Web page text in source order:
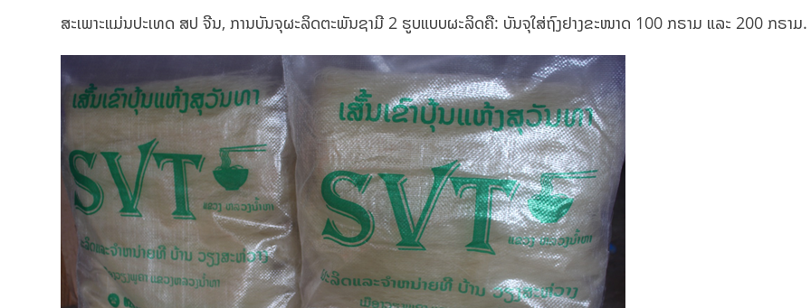
ສະເພາະແມ່ນປະເທດ ສປ ຈີນ, ການບັນຈຸຜະລິດຕະພັນຊາມີ 2 ຮູບແບບຜະລິດຄື: ບັນຈຸໃສ່ຖົງຢາງຂະໜາດ 100 ກຣາມ ແລະ 200 ກຣາມ.